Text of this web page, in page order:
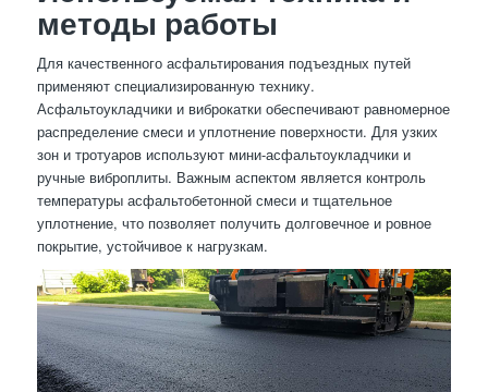
методы работы
Для качественного асфальтирования подъездных путей
применяют специализированную технику.
Асфальтоукладчики и виброкатки обеспечивают равномерное
распределение смеси и уплотнение поверхности. Для узких
зон и тротуаров используют мини-асфальтоукладчики и
ручные виброплиты. Важным аспектом является контроль
температуры асфальтобетонной смеси и тщательное
уплотнение, что позволяет получить долговечное и ровное
покрытие, устойчивое к нагрузкам.